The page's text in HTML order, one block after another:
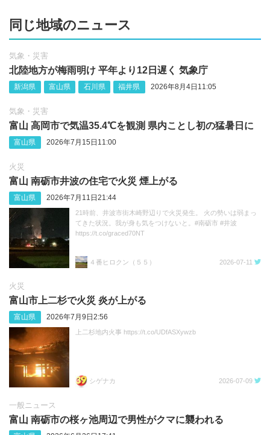
同じ地域のニュース
気象・災害
北陸地方が梅雨明け 平年より12日遅く 気象庁
新潟県 富山県 石川県 福井県 2026年8月4日11:05
気象・災害
富山 高岡市で気温35.4℃を観測 県内ことし初の猛暑日に
富山県 2026年7月15日11:00
火災
富山 南砺市井波の住宅で火災 煙上がる
富山県 2026年7月11日21:44
21時前、井波市街木崎野辺りで火災発生。 火の勢いは弱まっ
てきた状況。我が身も気をつけないと。#南砺市 #井波
https://t.co/graced70NT
４番ヒロクン（５５） 2026-07-11
火災
富山市上二杉で火災 炎が上がる
富山県 2026年7月9日2:56
上二杉地内火事 https://t.co/UDfASXywzb
シゲナカ 2026-07-09
一般ニュース
富山 南砺市の桜ヶ池周辺で男性がクマに襲われる